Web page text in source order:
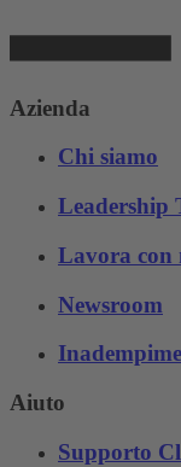
Azienda
Chi siamo
Leadership
Lavora con
Newsroom
Aiuto
Supporto